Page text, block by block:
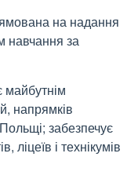
на надання
навчання за
майбутнім
напрямків
забезпечує
ліцеїв і технікумів